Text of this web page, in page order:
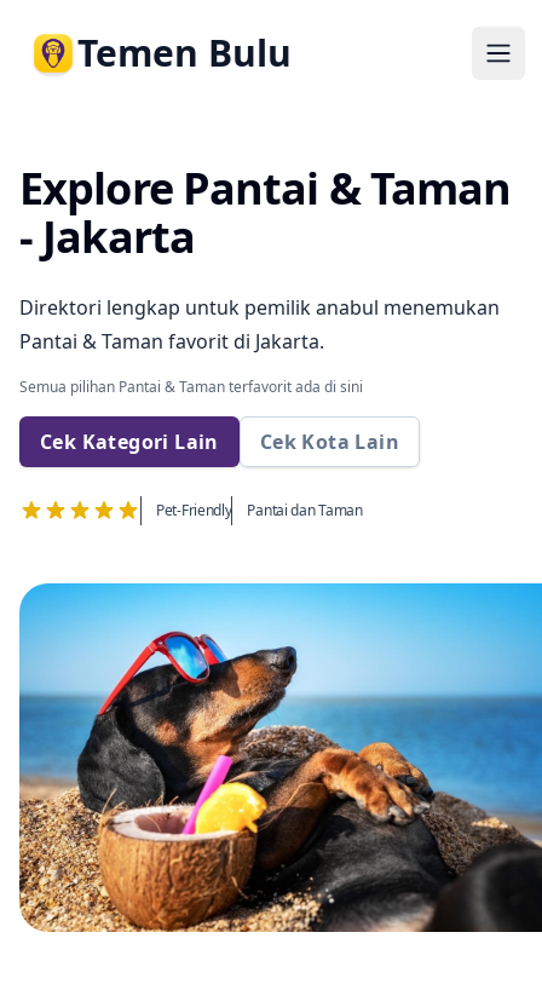
Temen Bulu
Explore Pantai & Taman
- Jakarta
Direktori lengkap untuk pemilik anabul menemukan
Pantai & Taman favorit di Jakarta.
Semua pilihan Pantai & Taman terfavorit ada di sini
Cek Kategori Lain Cek Kota Lain
Pet-Friendly Pantai dan Taman